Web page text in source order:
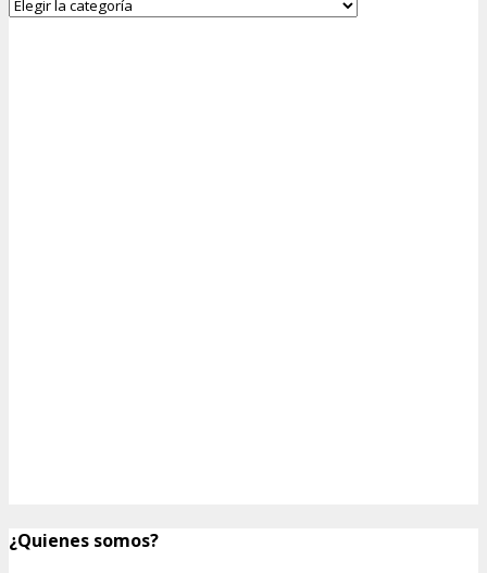
¿Quienes somos?